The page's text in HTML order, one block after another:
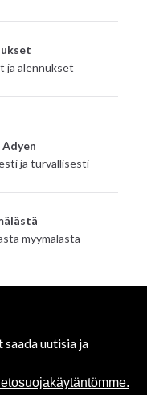
ja alennukset
ja turvallisesti
myymälästä
uutisia ja